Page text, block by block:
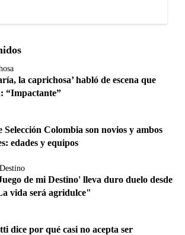
la caprichosa’ habló de escena que
“Impactante”
Selección Colombia son novios y ambos
edades y equipos
de mi Destino' lleva duro duelo desde
vida será agridulce"
dice por qué casi no acepta ser